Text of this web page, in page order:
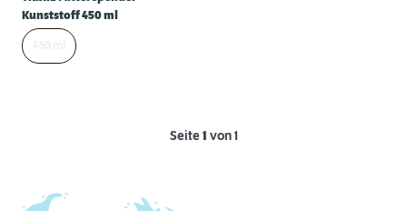
Kunststoff 450 ml
Seite1 von 1